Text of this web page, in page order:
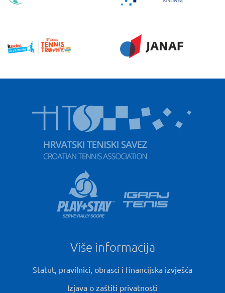
Više informacija
Statut, pravilnici, obrasci i financijska izvješća
Izjava o zaštiti privatnosti